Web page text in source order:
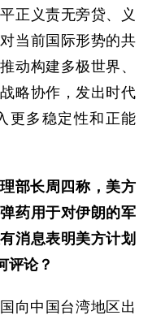
正义责无旁贷、义
当前国际形势的共
动构建多极世界、
略协作，发出时代
更多稳定性和正能
部长周四称，美方
药用于对伊朗的军
消息表明美方计划
评论？
向中国台湾地区出